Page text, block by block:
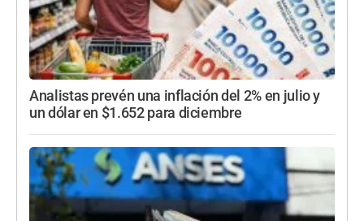
Analistas prevén una inflación del 2% en julio y
un dólar en $1.652 para diciembre